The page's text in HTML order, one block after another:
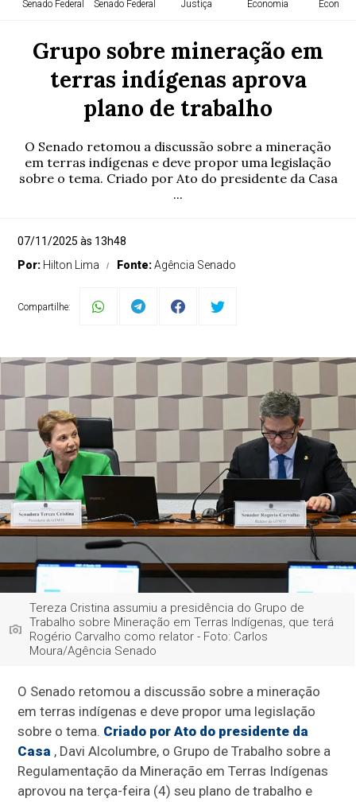
Senado Federal Senado Federal Justiça Economia
Grupo sobre mineração em
terras indígenas aprova
plano de trabalho
O Senado retomou a discussão sobre a mineração
em terras indígenas e deve propor uma legislação
sobre o tema. Criado por Ato do presidente da Casa
...
07/11/2025 às 13h48
Por: Hilton Lima Fonte:Agência Senado
Compartilhe:
Tereza Cristina assumiu a presidência do Grupo de
Trabalho sobre Mineração em Terras Indígenas, que terá
Rogério Carvalho como relator - Foto: Carlos
Moura/Agência Senado
O Senado retomou a discussão sobre a mineração
em terras indígenas e deve propor uma legislação
sobre o tema. Criado por Ato do presidente da
Casa , Davi Alcolumbre, o Grupo de Trabalho sobre a
Regulamentação da Mineração em Terras Indígenas
aprovou na terça-feira (4) seu plano de trabalho e